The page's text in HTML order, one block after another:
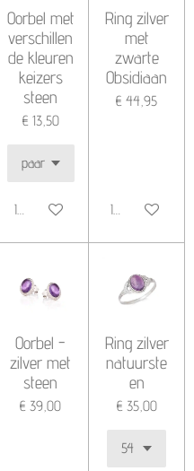
Oorbel met
verschillen
de kleuren
keizers
steen
€ 13,50
In winkelwagen
Ring zilver
met
zwarte
Obsidiaan
€ 44,95
In winkelwagen
Oorbel -
zilver met
steen
€ 39,00
Ring zilver
natuurste
en
€ 35,00